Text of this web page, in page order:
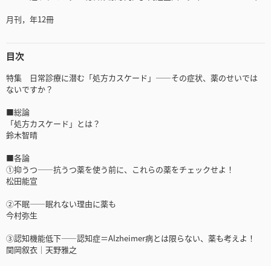
月刊，年12冊
目次
特集 日常診療に潜む「処方カスケード」――その症状、薬のせいでは
ないですか？
■総論
「処方カスケード」とは？
鈴木智晴
■各論
①抑うつ――抗うつ薬を使う前に、これらの薬をチェックせよ！
松田能宣
②不眠――眠れない理由に薬も
今村弥生
③認知機能低下――認知症＝Alzheimer病とは限らない、薬も考えよ！
関岡叙衣│天野雅之